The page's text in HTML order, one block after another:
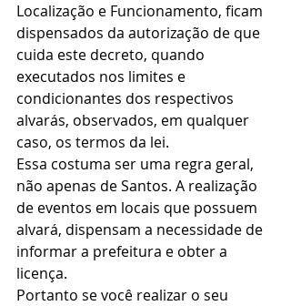
Localização e Funcionamento, ficam
dispensados da autorização de que
cuida este decreto, quando
executados nos limites e
condicionantes dos respectivos
alvarás, observados, em qualquer
caso, os termos da lei.
Essa costuma ser uma regra geral,
não apenas de Santos. A realização
de eventos em locais que possuem
alvará, dispensam a necessidade de
informar a prefeitura e obter a
licença.
Portanto se você realizar o seu